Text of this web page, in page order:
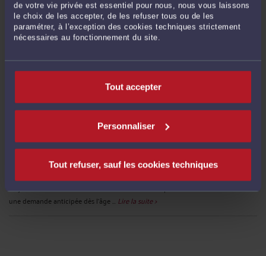
de votre vie privée est essentiel pour nous, nous vous laissons
le choix de les accepter, de les refuser tous ou de les
paramétrer, à l’exception des cookies techniques strictement
nécessaires au fonctionnement du site.
Tout accepter
Personnaliser
Tout refuser, sauf les cookies techniques
COMMENT UN ENFANT ÉTRANGER NÉ EN FRANCE PEUT IL
ParGrégoire HERVETle 14/10/2021
Comment un enfant étranger né en France peut-il devenir français? Les
majorité : c’est le droit du sol. Les enfants mineurs peuvent néanmoins effectuer
une demande anticipée dès l’âge ... Lire la suite >